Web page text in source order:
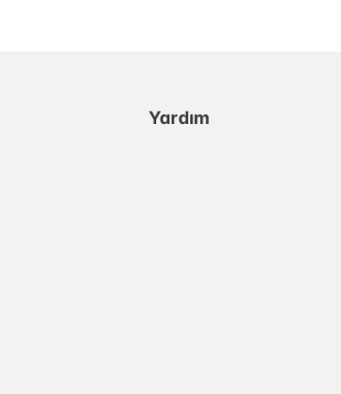
Yardım